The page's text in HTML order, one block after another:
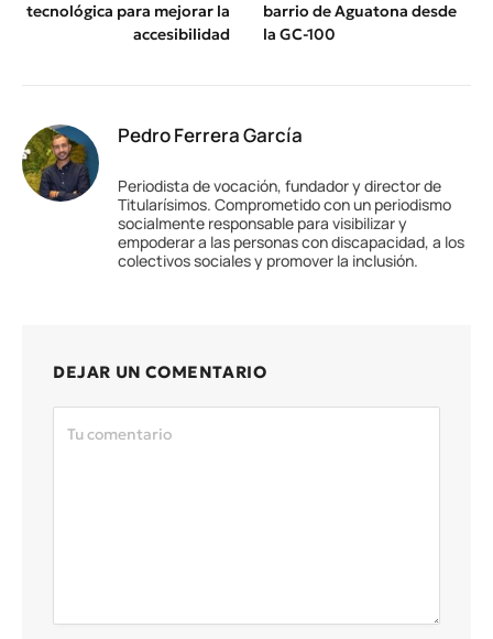
tecnológica para mejorar la
accesibilidad
barrio de Aguatona desde
la GC-100
Pedro Ferrera García
Periodista de vocación, fundador y director de
Titularísimos. Comprometido con un periodismo
socialmente responsable para visibilizar y
empoderar a las personas con discapacidad, a los
colectivos sociales y promover la inclusión.
DEJAR UN COMENTARIO